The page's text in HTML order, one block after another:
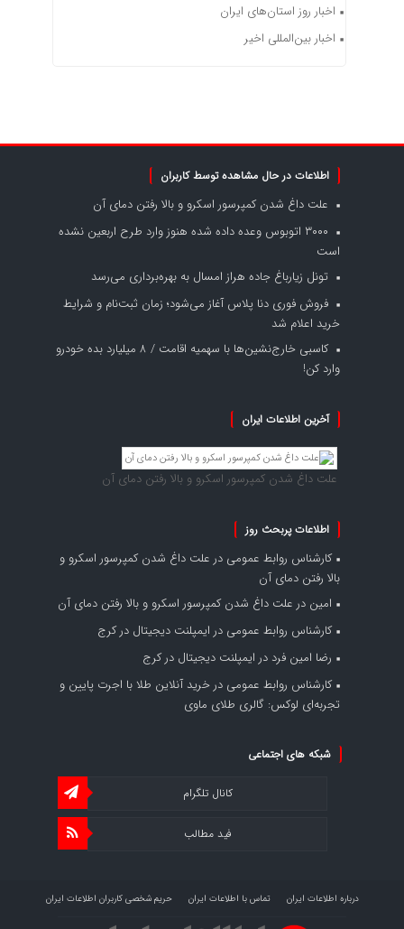
اخبار روز استان‌های ایران
اخبار بین‌المللی اخیر
اطلاعات در حال مشاهده توسط کاربران
علت داغ شدن کمپرسور اسکرو و بالا رفتن دمای آن
۳۰۰۰ اتوبوس وعده داده شده هنوز وارد طرح اربعین نشده
است
تونل زیارباغ جاده هراز امسال به بهره‌برداری می‌رسد
فروش فوری دنا پلاس آغاز می‌شود؛ زمان ثبت‌نام و شرایط
خرید اعلام شد
کاسبی خارج‌نشین‌ها با سهمیه اقامت / ۸ میلیارد بده خودرو
وارد کن!
آخرین اطلاعات ایران
علت داغ شدن کمپرسور اسکرو و بالا رفتن دمای آن
اطلاعات پربحث روز
کارشناس روابط عمومی در علت داغ شدن کمپرسور اسکرو و
بالا رفتن دمای آن
امین در علت داغ شدن کمپرسور اسکرو و بالا رفتن دمای آن
کارشناس روابط عمومی در ایمپلنت دیجیتال در کرج
رضا امین فرد در ایمپلنت دیجیتال در کرج
کارشناس روابط عمومی در خرید آنلاین طلا با اجرت پایین و
تجربه‌ای لوکس: گالری طلای ماوی
شبکه های اجتماعی
کانال تلگرام
فید مطالب
درباره اطلاعات ایران تماس با اطلاعات ایران حریم شخصی کاربران اطلاعات ایران